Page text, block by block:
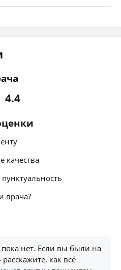
4.4
качества
врача?
нет. Если вы были на
как всё